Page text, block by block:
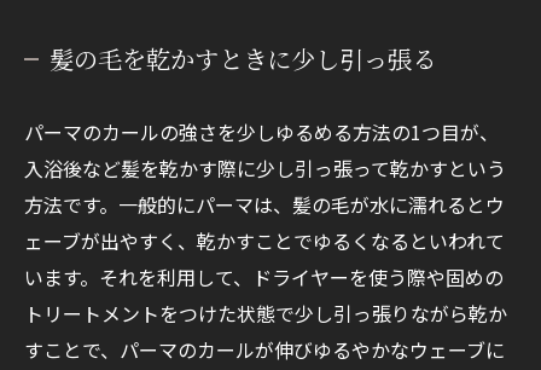
髪の毛を乾かすときに少し引っ張る
パーマのカールの強さを少しゆるめる方法の1つ目が、
入浴後など髪を乾かす際に少し引っ張って乾かすという
方法です。一般的にパーマは、髪の毛が水に濡れるとウ
ェーブが出やすく、乾かすことでゆるくなるといわれて
います。それを利用して、ドライヤーを使う際や固めの
トリートメントをつけた状態で少し引っ張りながら乾か
すことで、パーマのカールが伸びゆるやかなウェーブに